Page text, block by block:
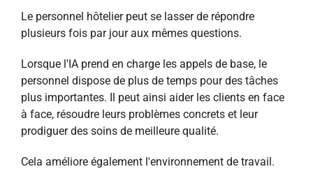
Le personnel hôtelier peut se lasser de répondre
plusieurs fois par jour aux mêmes questions.
Lorsque l'IA prend en charge les appels de base, le
personnel dispose de plus de temps pour des tâches
plus importantes. Il peut ainsi aider les clients en face
à face, résoudre leurs problèmes concrets et leur
prodiguer des soins de meilleure qualité.
Cela améliore également l'environnement de travail.